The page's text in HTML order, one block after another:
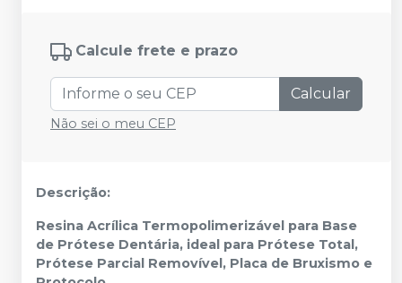
Calcule frete e prazo
Calcular
Não sei o meu CEP
Descrição:
Resina Acrílica Termopolimerizável para Base
de Prótese Dentária, ideal para Prótese Total,
Prótese Parcial Removível, Placa de Bruxismo e